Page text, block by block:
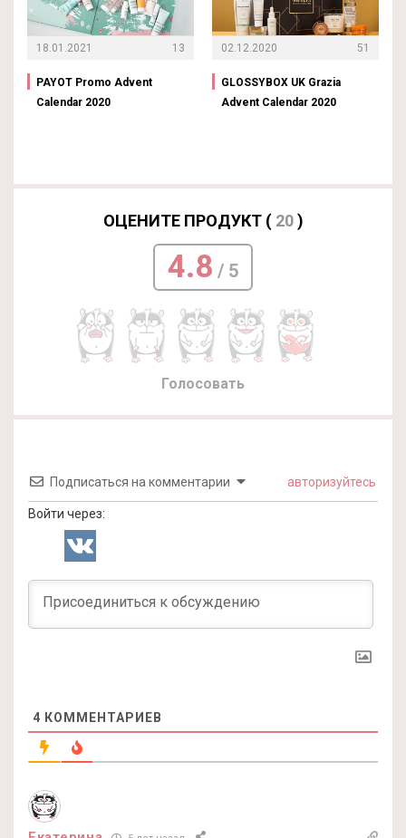
18.01.2021 13
PAYOT Promo Advent
Calendar 2020
02.12.2020 51
GLOSSYBOX UK Grazia
Advent Calendar 2020
ОЦЕНИТЕ ПРОДУКТ ( 20)
4.8 / 5
Голосовать
Подписаться на комментарии авторизуйтесь
Войти через:
4 КОММЕНТАРИЕВ